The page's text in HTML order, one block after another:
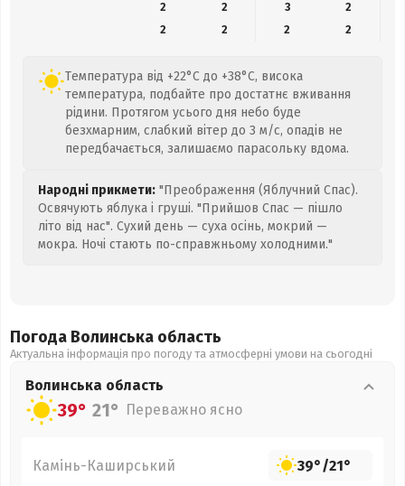
2
2 3
2
2
2 2 2
Температура від +22°C до +38°C, висока
температура, подбайте про достатнє вживання
рідини. Протягом усього дня небо буде
безхмарним, слабкий вітер до 3 м/с, опадів не
передбачається, залишаємо парасольку вдома.
Народні прикмети: "Преображення (Яблучний Спас).
Освячують яблука і груші. "Прийшов Спас — пішло
літо від нас". Сухий день — суха осінь, мокрий —
мокра. Ночі стають по-справжньому холодними."
Погода Волинська область
Актуальна інформація про погоду та атмосферні умови на сьогодні
Волинська область
39° 21° Переважно ясно
Камінь-Каширський 39°/21°